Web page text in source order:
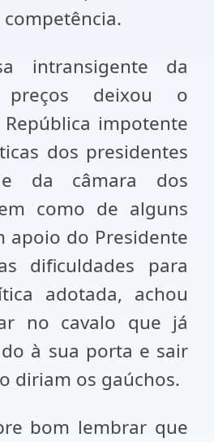
intransigente da
deixou o
impotente
dos presidentes
da câmara dos
como de alguns
apoio do Presidente
dificuldades para
adotada, achou
no cavalo que já
à sua porta e sair
diriam os gaúchos.
bom lembrar que